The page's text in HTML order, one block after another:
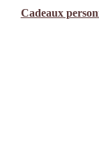
Cadeaux